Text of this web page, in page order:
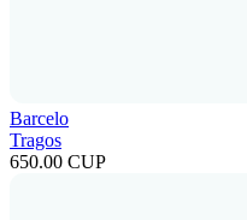
Barcelo
Tragos
650.00 CUP